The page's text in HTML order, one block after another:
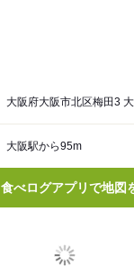
大阪府大阪市北区梅田3
大阪駅から95m
食べログアプリで地図